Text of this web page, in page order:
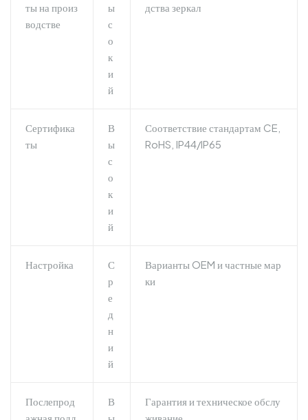
ты на произ
водстве
ы
с
о
к
и
й
дства зеркал
Сертифика
ты
В
ы
с
о
к
и
й
Соответствие стандартам CE,
RoHS, IP44/IP65
Настройка
С
р
е
д
н
и
й
Варианты OEM и частные мар
ки
Послепрод
В
Гарантия и техническое обслу